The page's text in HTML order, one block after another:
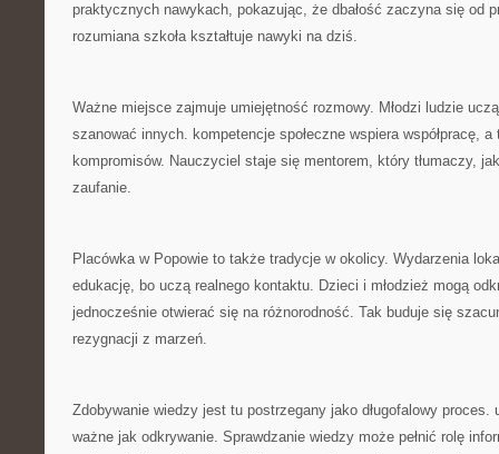
praktycznych nawykach, pokazując, że dbałość zaczyna się od
rozumiana szkoła kształtuje nawyki na dziś.
Ważne miejsce zajmuje umiejętność rozmowy. Młodzi ludzie
szanować innych. kompetencje społeczne wspiera współpracę,
kompromisów. Nauczyciel staje się mentorem, który tłumaczy,
zaufanie.
Placówka w Popowie to także tradycje w okolicy. Wydarzenia
edukację, bo uczą realnego kontaktu. Dzieci i młodzież mogą
jednocześnie otwierać się na różnorodność. Tak buduje się
rezygnacji z marzeń.
Zdobywanie wiedzy jest tu postrzegany jako długofalowy proces.
ważne jak odkrywanie. Sprawdzanie wiedzy może pełnić rolę